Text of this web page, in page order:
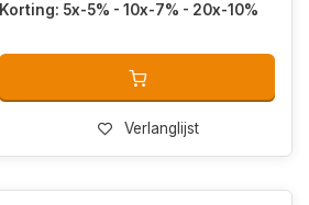
Korting: 5x-5% - 10x-7% - 20x-10%
Verlanglijst